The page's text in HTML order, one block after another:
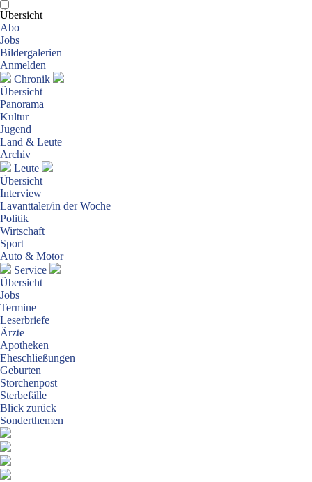
Übersicht
Abo
Jobs
Bildergalerien
Anmelden
Chronik
Übersicht
Panorama
Kultur
Jugend
Land & Leute
Archiv
Leute
Übersicht
Interview
Lavanttaler/in der Woche
Politik
Wirtschaft
Sport
Auto & Motor
Service
Übersicht
Jobs
Termine
Leserbriefe
Ärzte
Apotheken
Eheschließungen
Geburten
Storchenpost
Sterbefälle
Blick zurück
Sonderthemen